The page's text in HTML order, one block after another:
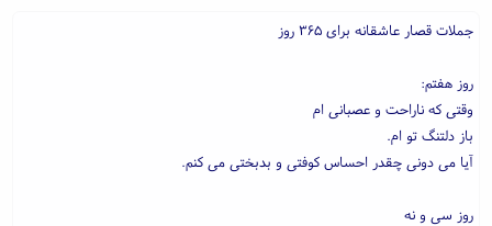
جملات قصار عاشقانه برای ۳۶۵ روز
روز هفتم:
وقتی که ناراحت و عصبانی ام
باز دلتنگ تو ام.
آیا می دونی چقدر احساس کوفتی و بدبختی می کنم.
روز سی و نه